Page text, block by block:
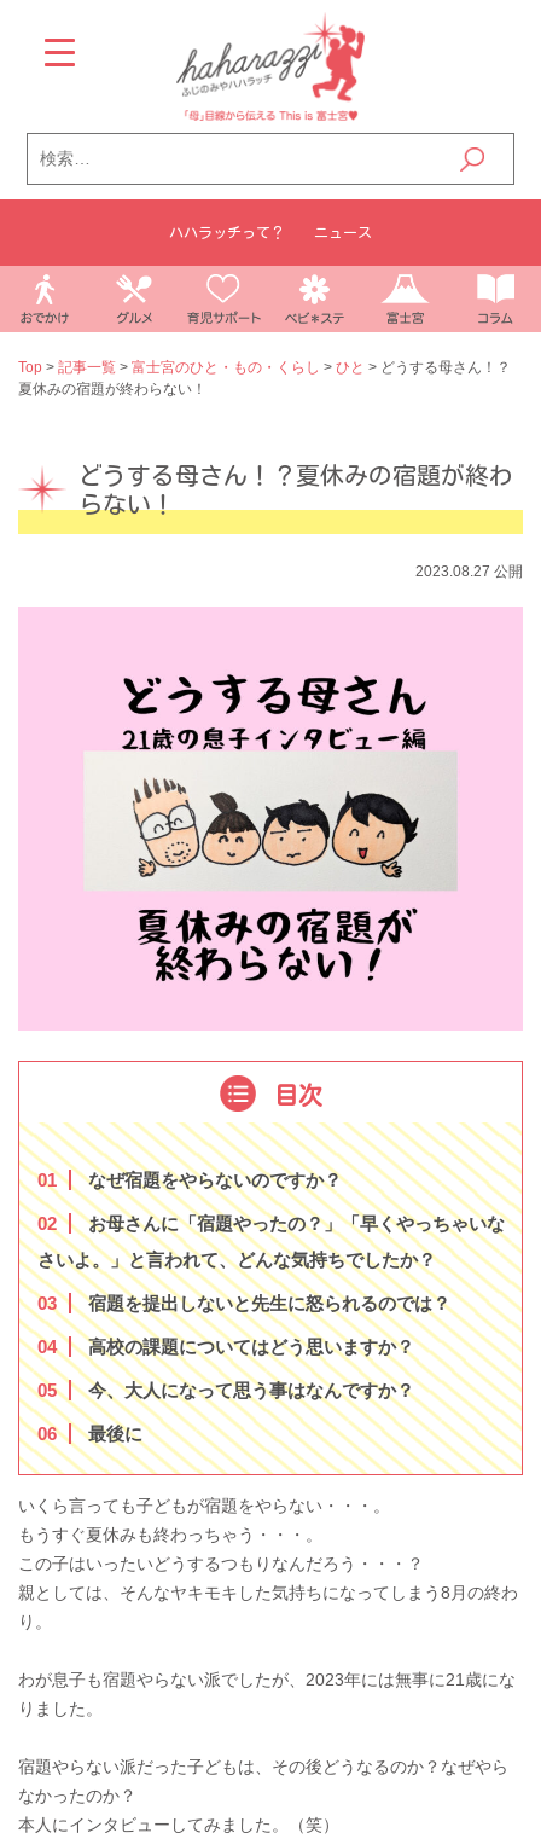
content
ハハラッチって？ ニュース
索:
Top > 記事一覧 > 富士宮のひと・もの・くらし > ひと > どうする母さん！？
夏休みの宿題が終わらない！
どうする母さん！？夏休みの宿題が終わ
らない！
2023.08.27 公開
目次
1 なぜ宿題をやらないのですか？
2
お母さんに「宿題やったの？」「早くやっちゃいな
さいよ。」と言われて、どんな気持ちでしたか？
3 宿題を提出しないと先生に怒られるのでは？
4 高校の課題についてはどう思いますか？
5 今、大人になって思う事はなんですか？
6 最後に
いくら言っても子どもが宿題をやらない・・・。
もうすぐ夏休みも終わっちゃう・・・。
この子はいったいどうするつもりなんだろう・・・？
親としては、そんなヤキモキした気持ちになってしまう8月の終わ
り。
わが息子も宿題やらない派でしたが、2023年には無事に21歳にな
りました。
宿題やらない派だった子どもは、その後どうなるのか？なぜやら
なかったのか？
本人にインタビューしてみました。（笑）